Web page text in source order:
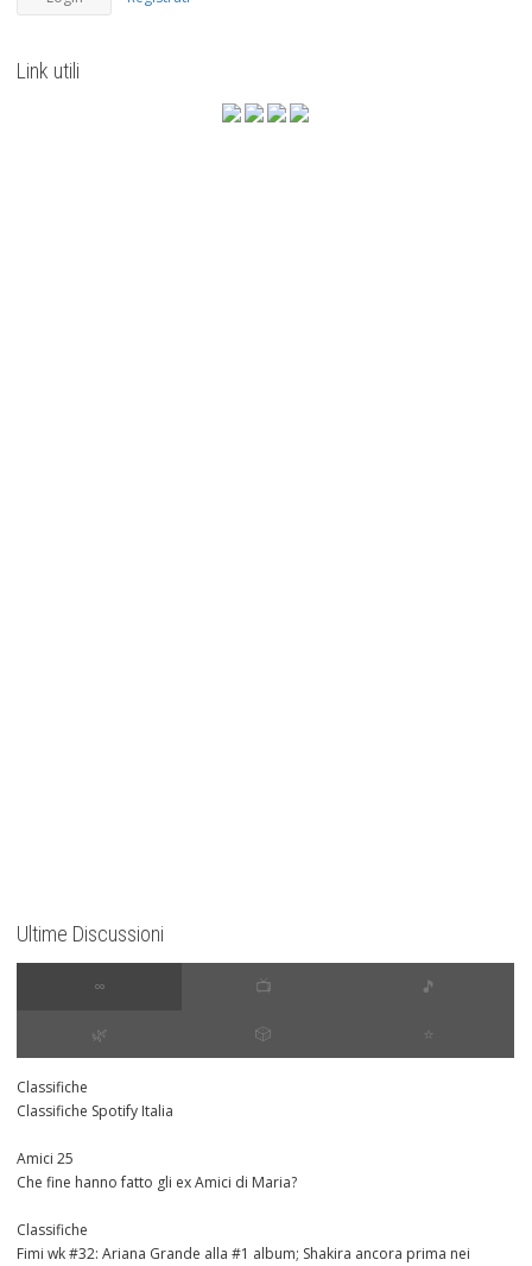
Link utili
Ultime Discussioni
∞ 📺 🎵
🌿 🎲 ⭐️
Classifiche
Classifiche Spotify Italia
Amici 25
Che fine hanno fatto gli ex Amici di Maria?
Classifiche
Fimi wk #32: Ariana Grande alla #1 album; Shakira ancora prima nei